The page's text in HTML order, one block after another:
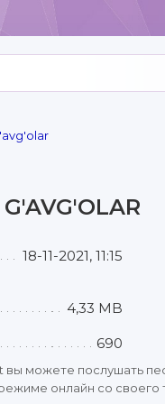
18-11-2021, 11:15
4,33 MB
690
вы можете послушать
онлайн со своего